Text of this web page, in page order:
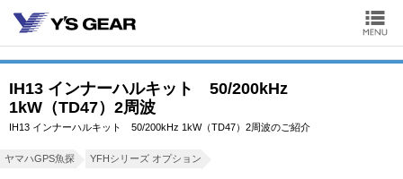
IH13 インナーハルキット 50/200kHz
1kW（TD47）2周波
IH13 インナーハルキット 50/200kHz 1kW（TD47）2周波のご紹介
ヤマハGPS魚探 YFHシリーズ オプション